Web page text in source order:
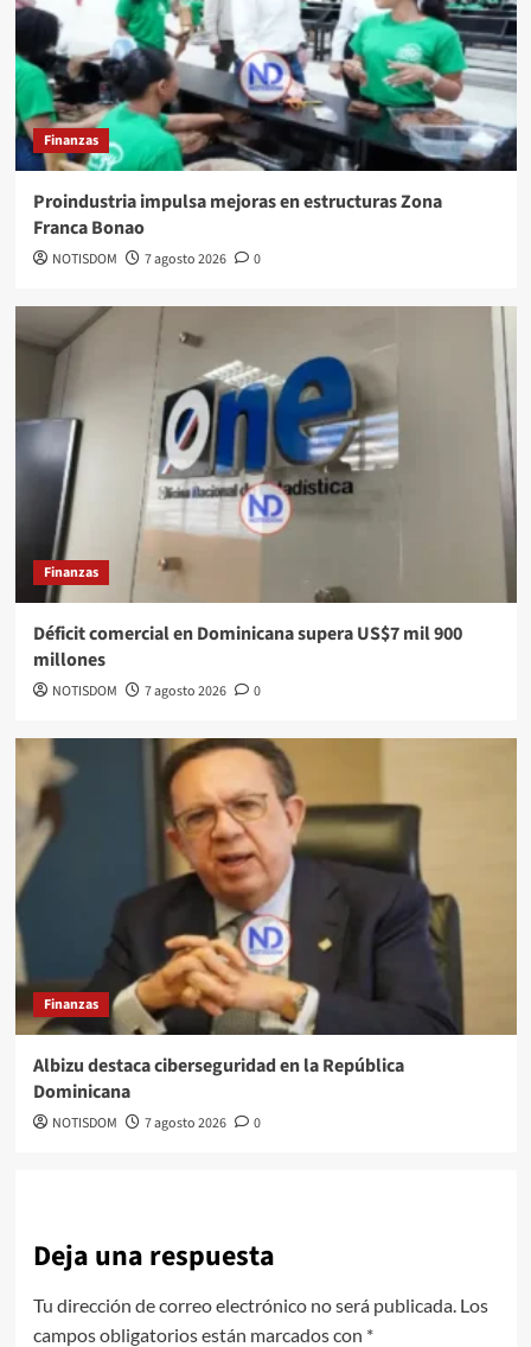
Finanzas
Proindustria impulsa mejoras en estructuras Zona
Franca Bonao
NOTISDOM 7 agosto 2026 0
Finanzas
Déficit comercial en Dominicana supera US$7 mil 900
millones
NOTISDOM 7 agosto 2026 0
Finanzas
Albizu destaca ciberseguridad en la República
Dominicana
NOTISDOM 7 agosto 2026 0
Deja una respuesta
Tu dirección de correo electrónico no será publicada. Los
campos obligatorios están marcados con *